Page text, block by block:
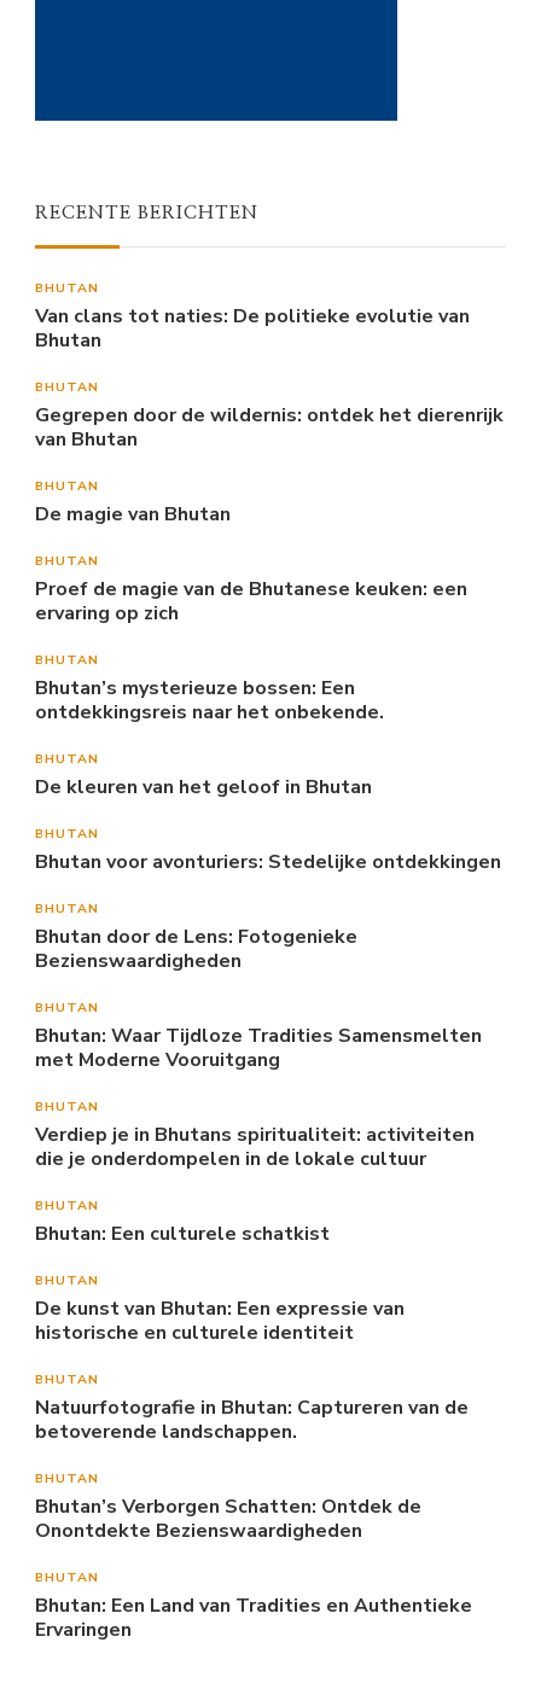
RECENTE BERICHTEN
BHUTAN
Van clans tot naties: De politieke evolutie van
Bhutan
BHUTAN
Gegrepen door de wildernis: ontdek het dierenrijk
van Bhutan
BHUTAN
De magie van Bhutan
BHUTAN
Proef de magie van de Bhutanese keuken: een
ervaring op zich
BHUTAN
Bhutan’s mysterieuze bossen: Een
ontdekkingsreis naar het onbekende.
BHUTAN
De kleuren van het geloof in Bhutan
BHUTAN
Bhutan voor avonturiers: Stedelijke ontdekkingen
BHUTAN
Bhutan door de Lens: Fotogenieke
Bezienswaardigheden
BHUTAN
Bhutan: Waar Tijdloze Tradities Samensmelten
met Moderne Vooruitgang
BHUTAN
Verdiep je in Bhutans spiritualiteit: activiteiten
die je onderdompelen in de lokale cultuur
BHUTAN
Bhutan: Een culturele schatkist
BHUTAN
De kunst van Bhutan: Een expressie van
historische en culturele identiteit
BHUTAN
Natuurfotografie in Bhutan: Captureren van de
betoverende landschappen.
BHUTAN
Bhutan’s Verborgen Schatten: Ontdek de
Onontdekte Bezienswaardigheden
BHUTAN
Bhutan: Een Land van Tradities en Authentieke
Ervaringen